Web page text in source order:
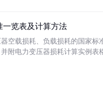
一览表及计算方法
空载损耗、负载损耗的国家标
附电力变压器损耗计算实例表